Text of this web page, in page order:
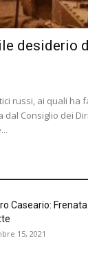
desiderio
russi, ai quali ha
Consiglio dei
Caseario:
15, 2021